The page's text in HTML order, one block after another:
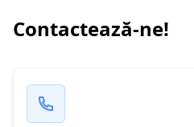
Contactează-ne!